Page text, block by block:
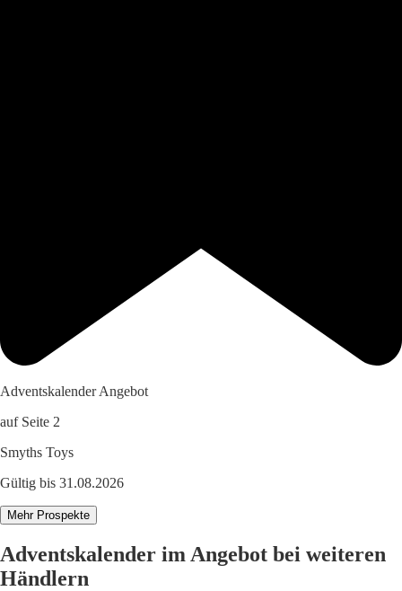
Adventskalender Angebot
auf Seite 2
Smyths Toys
Gültig bis 31.08.2026
Mehr Prospekte
Adventskalender im Angebot bei weiteren
Händlern